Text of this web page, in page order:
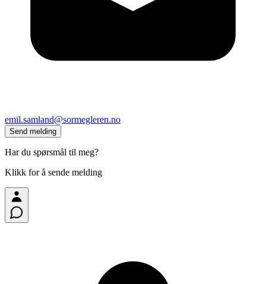
emil.samland@sormegleren.no
Send melding
Har du spørsmål til meg?
Klikk for å sende melding